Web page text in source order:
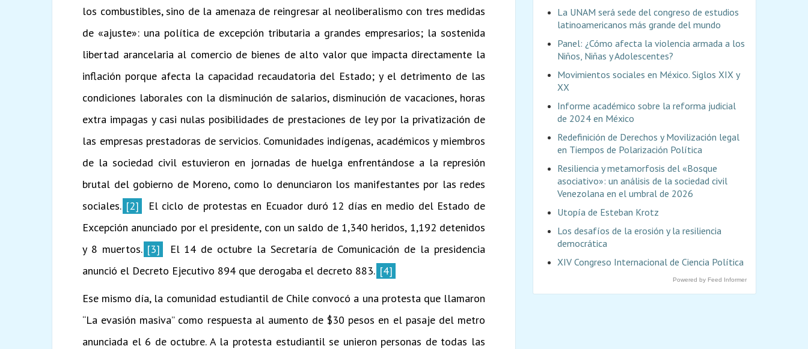
los combustibles, sino de la amenaza de reingresar al neoliberalismo con tres medidas
de «ajuste»: una política de excepción tributaria a grandes empresarios; la sostenida
libertad arancelaria al comercio de bienes de alto valor que impacta directamente la
inflación porque afecta la capacidad recaudatoria del Estado; y el detrimento de las
condiciones laborales con la disminución de salarios, disminución de vacaciones, horas
extra impagas y casi nulas posibilidades de prestaciones de ley por la privatización de
las empresas prestadoras de servicios. Comunidades indígenas, académicos y miembros
de la sociedad civil estuvieron en jornadas de huelga enfrentándose a la represión
brutal del gobierno de Moreno, como lo denunciaron los manifestantes por las redes
sociales. [2]
El ciclo de protestas en Ecuador duró 12 días en medio del Estado de
Excepción anunciado por el presidente, con un saldo de 1,340 heridos, 1,192 detenidos
y 8 muertos. [3]
El 14 de octubre la Secretaría de Comunicación de la presidencia
anunció el Decreto Ejecutivo 894 que derogaba el decreto 883. [4]
Ese mismo día, la comunidad estudiantil de Chile convocó a una protesta que llamaron
“La evasión masiva” como respuesta al aumento de $30 pesos en el pasaje del metro
anunciada el 6 de octubre. A la protesta estudiantil se unieron personas de todas las
La UNAM será sede del congreso de estudios
latinoamericanos más grande del mundo
Panel: ¿Cómo afecta la violencia armada a los
Niños, Niñas y Adolescentes?
Movimientos sociales en México. Siglos XIX y
XX
Informe académico sobre la reforma judicial
de 2024 en México
Redefinición de Derechos y Movilización legal
en Tiempos de Polarización Política
Resiliencia y metamorfosis del «Bosque
asociativo»: un análisis de la sociedad civil
Venezolana en el umbral de 2026
Utopía de Esteban Krotz
Los desafíos de la erosión y la resiliencia
democrática
XIV Congreso Internacional de Ciencia Política
Powered by Feed Informer